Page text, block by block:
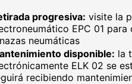
progresiva: visite la
EPC 01
neumáticas
disponible: la
ELK 02 se
recibiendo